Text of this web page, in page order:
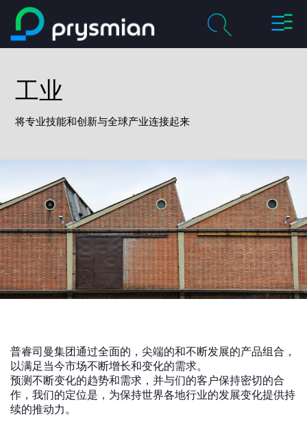
跳至主要内容
切
搜
索
产品及解决方案
chevron_right
联系我们
媒体
我的普睿司曼
工业
将专业技能和创新与全球产业连接起来
普睿司曼集团通过全面的，尖端的和不断发展的产品组合，
以满足当今市场不断增长和变化的需求。
预测不断变化的趋势和需求，并与们的客户保持密切的合
作，我们的定位是，为保持世界各地行业的发展变化提供持
续的推动力。